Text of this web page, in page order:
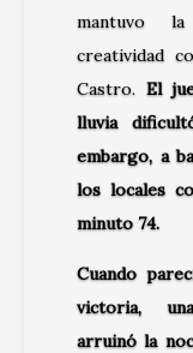
mantuvo
creatividad
Castro. El
lluvia
embargo, a
los locales
minuto 74.
Cuando
victoria,
arruinó la